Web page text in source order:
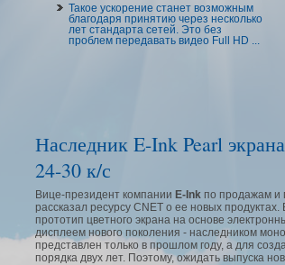
Такое ускорение станет возможным
благодаря принятию через несколько
лет стандарта сетей. Это без
проблем передавать видео Full HD ...
Наследник E-Ink Pearl
24-30 к/с
Вице-президент компании E-Ink по продажам и
рассказал ресурсу CNET о ее новых
прототип цветного экрана на основе
дисплеем нового поколения - наследником
представлен только в прошлом году, а для
порядка двух лет. Поэтому, ожидать выпуска